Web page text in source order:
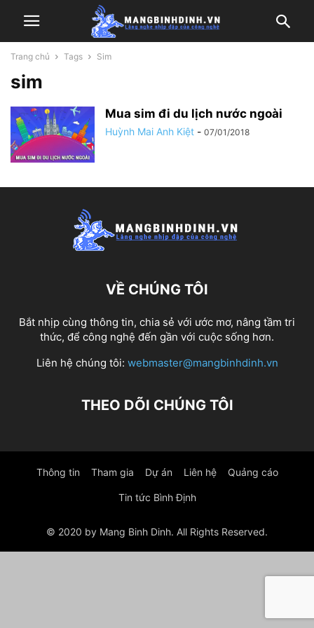
Trang chủ Tags Sim
sim
Mua sim đi du lịch nước ngoài
Huỳnh Mai Anh Kiệt - 07/01/2018
VỀ CHÚNG TÔI
Bắt nhịp cùng thông tin, chia sẻ với ước mơ, nâng tầm tri
thức, để công nghệ đến gần với cuộc sống hơn.
Liên hệ chúng tôi: webmaster@mangbinhdinh.vn
THEO DÕI CHÚNG TÔI
Thông tin Tham gia Dự án Liên hệ Quảng cáo
Tin tức Bình Định
© 2020 by Mang Binh Dinh. All Rights Reserved.